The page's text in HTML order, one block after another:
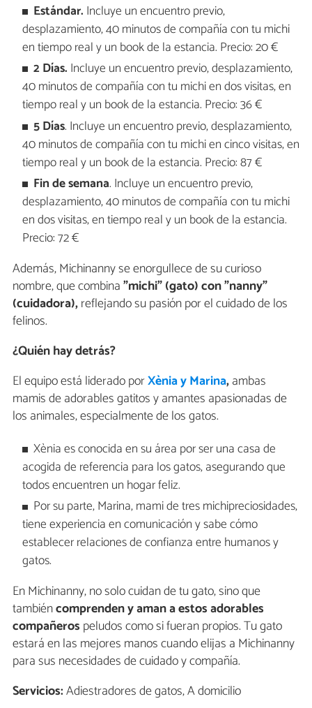
Estándar. Incluye un encuentro previo,
desplazamiento, 40 minutos de compañía con tu michi
en tiempo real y un book de la estancia. Precio: 20 €
2 Días. Incluye un encuentro previo, desplazamiento,
40 minutos de compañía con tu michi en dos visitas, en
tiempo real y un book de la estancia. Precio: 36 €
5 Días. Incluye un encuentro previo, desplazamiento,
40 minutos de compañía con tu michi en cinco visitas, en
tiempo real y un book de la estancia. Precio: 87 €
Fin de semana. Incluye un encuentro previo,
desplazamiento, 40 minutos de compañía con tu michi
en dos visitas, en tiempo real y un book de la estancia.
Precio: 72 €
Además, Michinanny se enorgullece de su curioso
nombre, que combina"michi" (gato) con "nanny"
(cuidadora),reflejando su pasión por el cuidado de los
felinos.
¿Quién hay detrás?
El equipo está liderado porXènia y Marina,ambas
mamis de adorables gatitos y amantes apasionadas de
los animales, especialmente de los gatos.
Xènia es conocida en su área por ser una casa de
acogida de referencia para los gatos, asegurando que
todos encuentren un hogar feliz.
Por su parte, Marina, mami de tres michipreciosidades,
tiene experiencia en comunicación y sabe cómo
establecer relaciones de confianza entre humanos y
gatos.
En Michinanny, no solo cuidan de tu gato, sino que
tambiéncomprenden y aman a estos adorables
compañeros peludos como si fueran propios. Tu gato
estará en las mejores manos cuando elijas a Michinanny
para sus necesidades de cuidado y compañía.
Servicios:Adiestradores de gatos, A domicilio